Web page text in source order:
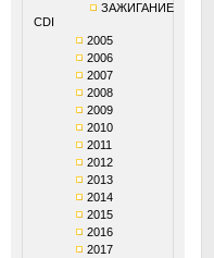
ЗАЖИГАНИЕ
CDI
2005
2006
2007
2008
2009
2010
2011
2012
2013
2014
2015
2016
2017